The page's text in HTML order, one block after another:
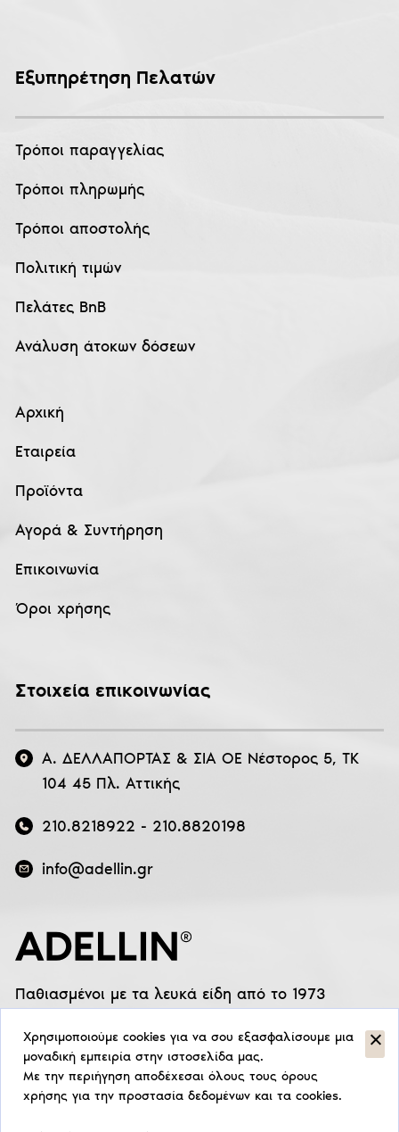
Παθιασμένοι με τα λευκά είδη από το 1973
Εξυπηρέτηση Πελατών
Τρόποι παραγγελίας
Τρόποι πληρωμής
Τρόποι αποστολής
Πολιτική τιμών
Πελάτες BnB
Ανάλυση άτοκων δόσεων
Αρχική
Εταιρεία
Προϊόντα
Αγορά & Συντήρηση
Επικοινωνία
Όροι χρήσης
Στοιχεία επικοινωνίας
Α. ΔΕΛΛΑΠΟΡΤΑΣ & ΣΙΑ ΟΕ Νέστορος 5, ΤΚ
104 45 Πλ. Αττικής
210.8218922 - 210.8820198
info@adellin.gr
© Copyright 2026 ADELLIN
Χρησιμοποιούμε cookies για να σου εξασφαλίσουμε μια
μοναδική εμπειρία στην ιστοσελίδα μας.
Με την περιήγηση αποδέχεσαι όλους τους όρους
χρήσης για την προστασία δεδομένων και τα cookies.